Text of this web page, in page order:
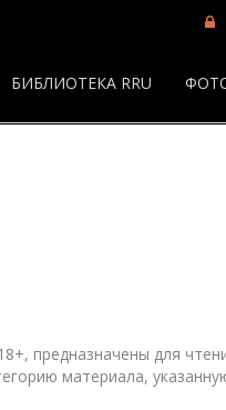
БИБЛИОТЕКА RRU
предназначены для
материала,